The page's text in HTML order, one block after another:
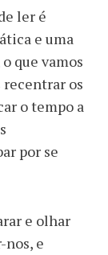
ler é
e uma
que vamos
recentrar os
o tempo a
por se
e olhar
nos, e